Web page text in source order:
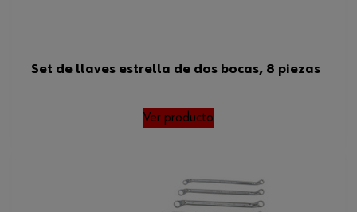
Set de llaves estrella de dos bocas, 8 piezas
Ver producto